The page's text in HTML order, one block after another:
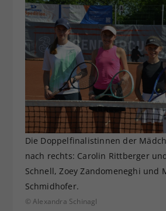
Die Doppelfinalistinnen der
nach rechts: Carolin Rittberger
Schnell, Zoey Zandomeneghi und
Schmidhofer.
© Alexandra Schinagl